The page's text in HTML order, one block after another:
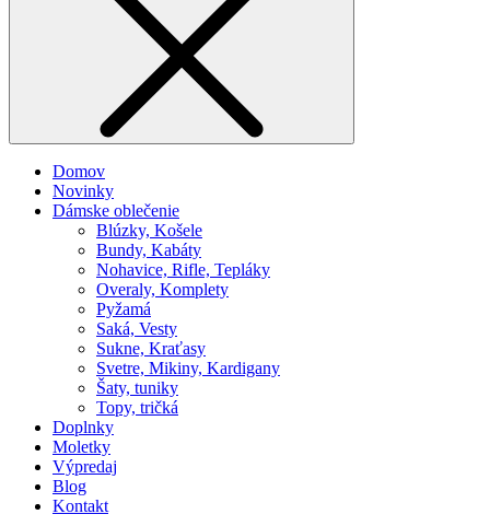
Domov
Novinky
Dámske oblečenie
Blúzky, Košele
Bundy, Kabáty
Nohavice, Rifle, Tepláky
Overaly, Komplety
Pyžamá
Saká, Vesty
Sukne, Kraťasy
Svetre, Mikiny, Kardigany
Šaty, tuniky
Topy, tričká
Doplnky
Moletky
Výpredaj
Blog
Kontakt